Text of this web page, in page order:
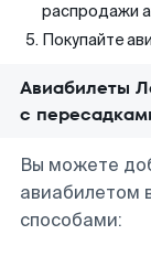
распродажи
Покупайте
Авиабилеты
с
Вы можете
авиабилетом
способами: